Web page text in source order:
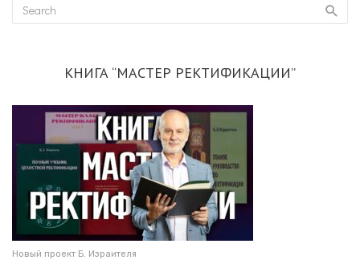
КНИГА “МАСТЕР РЕКТИФИКАЦИИ”
Новый проект Б. Израителя